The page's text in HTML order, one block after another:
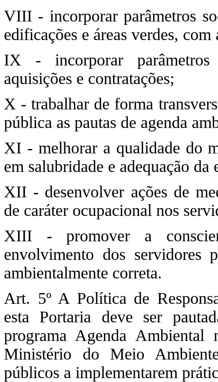
VIII - incorporar parâmetros
edificações e áreas verdes,
IX - incorporar parâmetros
aquisições e contratações;
X - trabalhar de forma
pública as pautas de agenda
XI - melhorar a qualidade do
em salubridade e adequação da
XII - desenvolver ações de
de caráter ocupacional nos
XIII - promover a
envolvimento dos servidores
ambientalmente correta.
Art. 5º A Política de
esta Portaria deve ser
programa Agenda
Ministério do Meio
públicos a implementarem